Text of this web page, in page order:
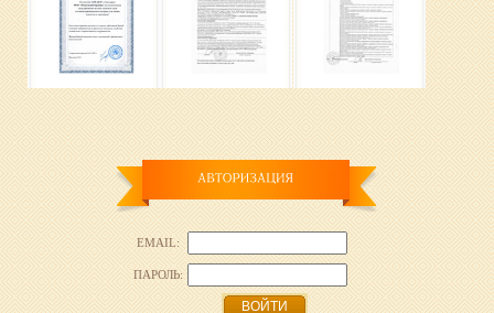
EMAIL:
ПАРОЛЬ:
ВОЙТИ